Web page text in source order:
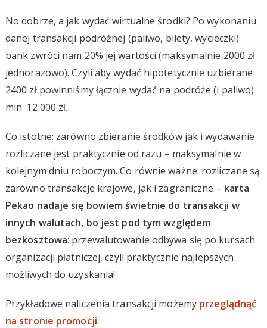
No dobrze, a jak wydać wirtualne środki? Po wykonaniu
danej transakcji podróżnej (paliwo, bilety, wycieczki)
bank zwróci nam 20% jej wartości (maksymalnie 2000 zł
jednorazowo). Czyli aby wydać hipotetycznie uzbierane
2400 zł powinniśmy łącznie wydać na podróże (i paliwo)
min. 12 000 zł.
Co istotne: zarówno zbieranie środków jak i wydawanie
rozliczane jest praktycznie od razu – maksymalnie w
kolejnym dniu roboczym. Co równie ważne: rozliczane są
zarówno transakcje krajowe, jak i zagraniczne – karta
Pekao nadaje się bowiem świetnie do transakcji w
innych walutach, bo jest pod tym względem
bezkosztowa: przewalutowanie odbywa się po kursach
organizacji płatniczej, czyli praktycznie najlepszych
możliwych do uzyskania!
Przykładowe naliczenia transakcji możemy przeglądnąć
na stronie promocji.